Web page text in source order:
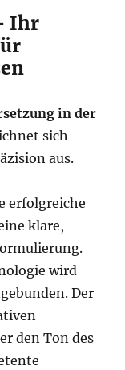
Ihr
in der
sich
aus.
erfolgreiche
klare,
wird
Der
den Ton des